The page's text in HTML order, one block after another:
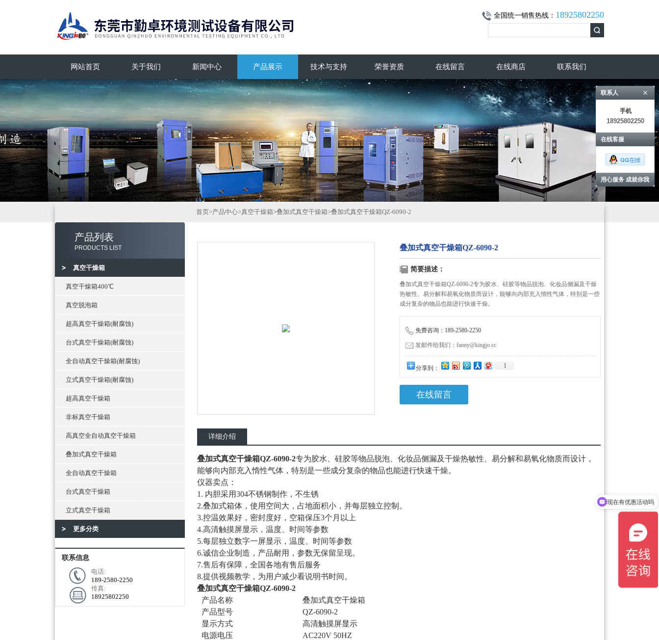
全国统一销售热线： 18925802250
网站首页 关于我们 新闻中心 产品展示 技术与支持 荣誉资质 在线留言 在线商店 联系我们
产品列表
PRODUCTS LIST
真空干燥箱
真空干燥箱400℃
真空脱泡箱
超高真空干燥箱(耐腐蚀)
台式真空干燥箱(耐腐蚀)
全自动真空干燥箱(耐腐蚀)
立式真空干燥箱(耐腐蚀)
超高真空干燥箱
非标真空干燥箱
高真空全自动真空干燥箱
叠加式真空干燥箱
全自动真空干燥箱
台式真空干燥箱
立式真空干燥箱
更多分类
联系信息
电话:
189-2580-2250
传真:
18925802250
首页>产品中心>真空干燥箱>叠加式真空干燥箱>叠加式真空干燥箱QZ-6090-2
叠加式真空干燥箱QZ-6090-2
简要描述：
叠加式真空干燥箱QZ-6090-2专为胶水、硅胶等物品脱泡、化妆品侧漏及干燥
热敏性、易分解和易氧化物质而设计，能够向内部充入惰性气体，特别是一些
成分复杂的物品也能进行快速干燥。
免费咨询：189-2580-2250
发邮件给我们：fanny@kingjo.cc
分享到： 1
在线留言
详细介绍
叠加式真空干燥箱QZ-6090-2专为胶水、硅胶等物品脱泡、化妆品侧漏及干燥热敏性、易分解和易氧化物质而设计，
能够向内部充入惰性气体，特别是一些成分复杂的物品也能进行快速干燥。
仪器卖点：
1. 内胆采用304不锈钢制作，不生锈
2.叠加式箱体，使用空间大，占地面积小，并每层独立控制。
3.控温效果好，密封度好，空箱保压3个月以上
4.高清触摸屏显示，温度、时间等参数
5.每层独立数字一屏显示，温度、时间等参数
6.诚信企业制造，产品耐用，参数无保留呈现。
7.售后有保障，全国各地有售后服务
8.提供视频教学，为用户减少看说明书时间。
叠加式真空干燥箱QZ-6090-2
产品名称
叠加式真空干燥箱
产品型号
QZ-6090-2
显示方式
高清触摸屏显示
电源电压
AC220V 50HZ
联系人
手机
18925802250
在线客服
用心服务 成就你我
可以介绍下你们的产品么